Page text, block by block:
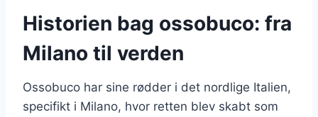
Historien bag ossobuco: fra
Milano til verden
Ossobuco har sine rødder i det nordlige Italien,
specifikt i Milano, hvor retten blev skabt som